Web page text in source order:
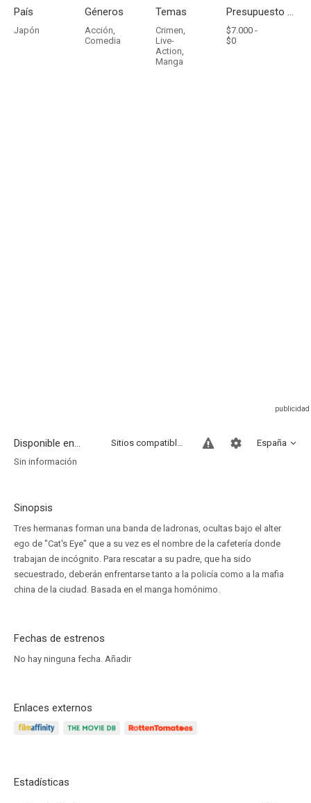
País
Japón
Géneros
Acción,
Comedia
Temas
Crimen,
Live-
Action,
Manga
Presupuesto - Ingresos
$7.000 -
$0
Disponible en... España
Sitios compatibles
Sin información
Sinopsis
Tres hermanas forman una banda de ladronas, ocultas bajo el alter
ego de "Cat's Eye" que a su vez es el nombre de la cafetería donde
trabajan de incógnito. Para rescatar a su padre, que ha sido
secuestrado, deberán enfrentarse tanto a la policía como a la mafia
china de la ciudad. Basada en el manga homónimo.
Fechas de estrenos
No hay ninguna fecha. Añadir
Enlaces externos
Estadísticas